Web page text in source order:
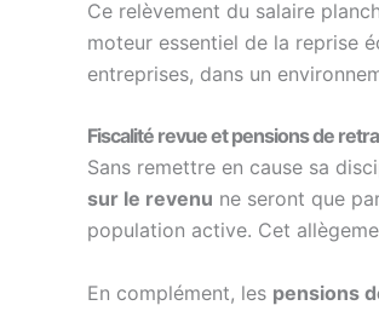
Ce relèvement du salaire
moteur essentiel de la reprise
entreprises, dans un
Fiscalité revue et pensions de
Sans remettre en cause sa
sur le revenu ne seront que
population active. Cet
En complément, les pensions